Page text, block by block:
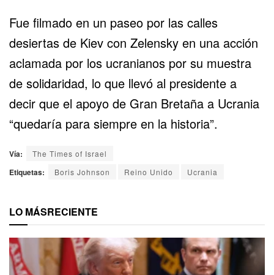
Fue filmado en un paseo por las calles
desiertas de Kiev con Zelensky en una acción
aclamada por los ucranianos por su muestra
de solidaridad, lo que llevó al presidente a
decir que el apoyo de Gran Bretaña a Ucrania
“quedaría para siempre en la historia”.
Vía: The Times of Israel
Etiquetas: Boris Johnson Reino Unido Ucrania
LO MÁSRECIENTE